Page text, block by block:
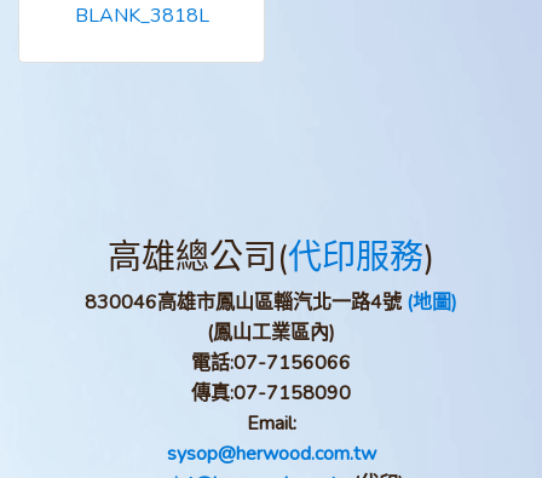
BLANK_3818L
高雄總公司(代印服務)
830046高雄市鳳山區輜汽北一路4號(地圖)
(鳳山工業區內)
電話:07-7156066
傳真:07-7158090
Email:
sysop@herwood.com.tw